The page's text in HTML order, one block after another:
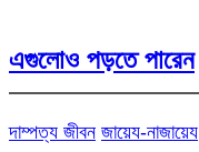
এগুলোও পড়তে পারেন
দাম্পত্য জীবন জায়েয-নাজায়েয